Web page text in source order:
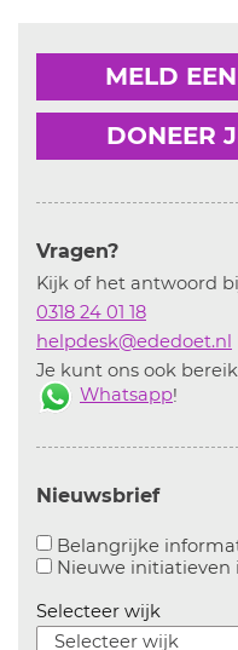
MELD
DONEER
Vragen?
Kijk of het antwoord
0318 24 01 18
helpdesk@ededoet.nl
Je kunt ons ook
Whatsapp!
Nieuwsbrief
Belangrijke
Nieuwe initiatieven
Selecteer wijk